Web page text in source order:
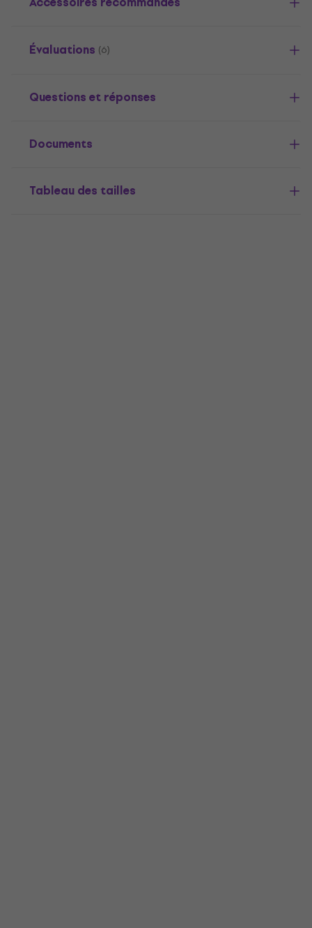
Évaluations (6)
Questions et réponses
Documents
Tableau des tailles